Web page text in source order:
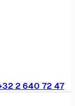
2 640 72 47